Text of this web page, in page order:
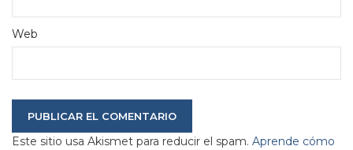
Web
Este sitio usa Akismet para reducir el spam. Aprende cómo